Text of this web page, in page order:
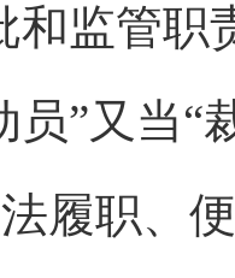
和监管
员”又当“
履职、